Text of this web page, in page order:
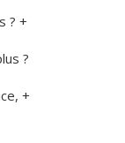
? +
?
+